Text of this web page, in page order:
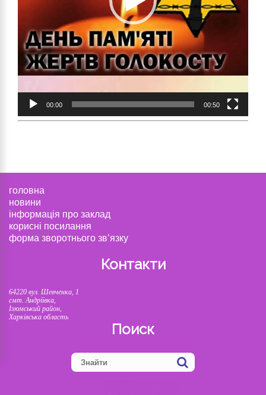
00:00 00:50
головна
новини
інформація про заклад
корисні посилання
форма зворотнього зв’язку
Контакти
64220 вул. Шевченка, 1
смт. Андріївка,
Ізюмський район,
Харківська область
Поиск